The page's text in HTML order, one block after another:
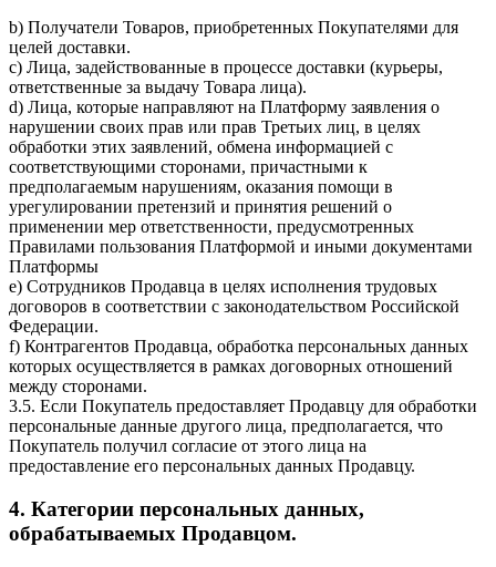
b) Получатели Товаров, приобретенных Покупателями для
целей доставки.
c) Лица, задействованные в процессе доставки (курьеры,
ответственные за выдачу Товара лица).
d) Лица, которые направляют на Платформу заявления о
нарушении своих прав или прав Третьих лиц, в целях
обработки этих заявлений, обмена информацией с
соответствующими сторонами, причастными к
предполагаемым нарушениям, оказания помощи в
урегулировании претензий и принятия решений о
применении мер ответственности, предусмотренных
Правилами пользования Платформой и иными документами
Платформы
e) Сотрудников Продавца в целях исполнения трудовых
договоров в соответствии с законодательством Российской
Федерации.
f) Контрагентов Продавца, обработка персональных данных
которых осуществляется в рамках договорных отношений
между сторонами.
3.5. Если Покупатель предоставляет Продавцу для обработки
персональные данные другого лица, предполагается, что
Покупатель получил согласие от этого лица на
предоставление его персональных данных Продавцу.
4. Категории персональных данных,
обрабатываемых Продавцом.